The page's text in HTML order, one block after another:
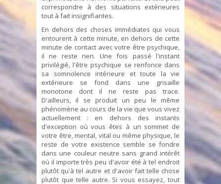
correspondre à des situations extérieures
tout à fait insignifiantes.
En dehors des choses immédiates qui vous
entourent à cette minute, en dehors de cette
minute de contact avec votre être psychique,
il ne reste rien. Une fois passé l'instant
privilégié, l'être psychique se renfonce dans
sa somnolence intérieure et toute la vie
extérieure se fond dans une grisaille
monotone dont il ne reste pas trace.
D'ailleurs, il se produit un peu le même
phénomène au cours de la vie que vous vivez
actuellement : en dehors des instants
d'exception où vous êtes à un sommet de
votre être, mental, vital ou même physique, le
reste de votre existence semble se fondre
dans une couleur neutre sans grand intérêt
où il importe très peu d'avoir été à tel endroit
plutôt qu'à tel autre et d'avoir fait telle chose
plutôt que telle autre. Si vous essayez, tout